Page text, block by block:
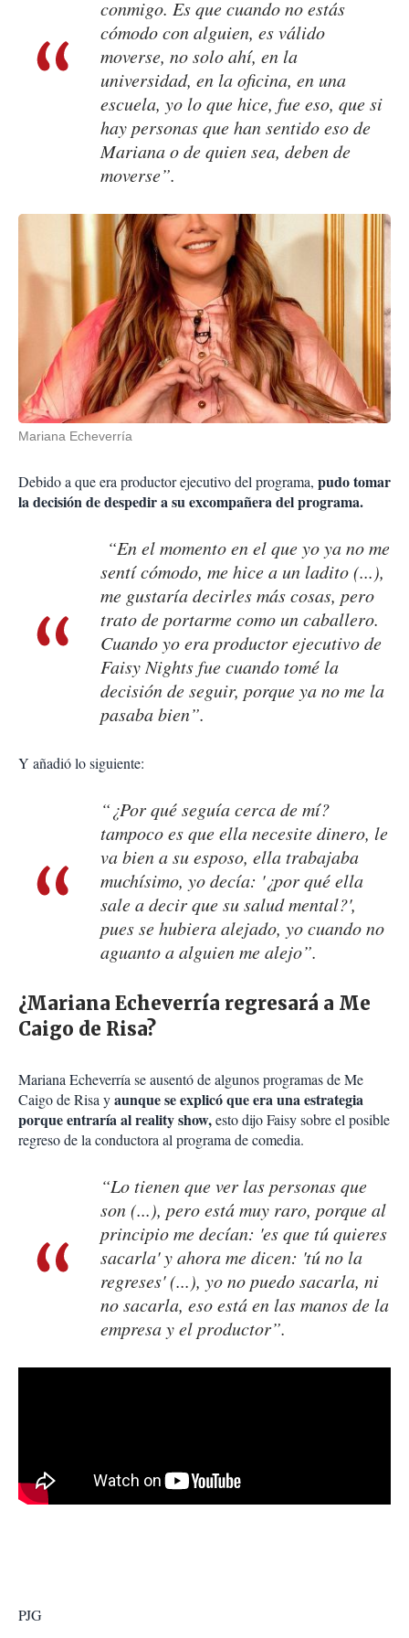
conmigo. Es que cuando no estás
cómodo con alguien, es válido
moverse, no solo ahí, en la
universidad, en la oficina, en una
escuela, yo lo que hice, fue eso, que si
hay personas que han sentido eso de
Mariana o de quien sea, deben de
moverse”.
Mariana Echeverría
Debido a que era productor ejecutivo del programa, pudo tomar
la decisión de despedir a su excompañera del programa.
“En el momento en el que yo ya no me
sentí cómodo, me hice a un ladito (...),
me gustaría decirles más cosas, pero
trato de portarme como un caballero.
Cuando yo era productor ejecutivo de
Faisy Nights fue cuando tomé la
decisión de seguir, porque ya no me la
pasaba bien”.
Y añadió lo siguiente:
“¿Por qué seguía cerca de mí?
tampoco es que ella necesite dinero, le
va bien a su esposo, ella trabajaba
muchísimo, yo decía: '¿por qué ella
sale a decir que su salud mental?',
pues se hubiera alejado, yo cuando no
aguanto a alguien me alejo”.
¿Mariana Echeverría regresará a Me
Caigo de Risa?
Mariana Echeverría se ausentó de algunos programas de Me
Caigo de Risa yaunque se explicó que era una estrategia
porque entraría al reality show,esto dijo Faisy sobre el posible
regreso de la conductora al programa de comedia.
“Lo tienen que ver las personas que
son (...), pero está muy raro, porque al
principio me decían: 'es que tú quieres
sacarla' y ahora me dicen: 'tú no la
regreses' (...), yo no puedo sacarla, ni
no sacarla, eso está en las manos de la
empresa y el productor”.
PJG